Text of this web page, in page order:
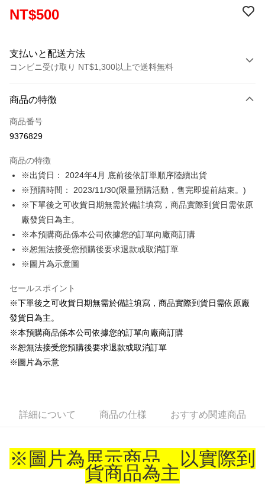
NT$500
支払いと配送方法
コンビニ受け取り NT$1,300以上で送料無料
クレジットカード1回払い
コンビニ店頭代金引換
Apple Pay
Easy Wallet
Google Pay
ATM払い
代金引換
配送方法
全家取貨付款
配送毎にNT$65、NT$1,300以上で送料無料
付款後全家取貨
配送毎にNT$65、NT$1,300以上で送料無料
7-11取貨付款
付款後7-11取貨
配送毎にNT$65、NT$1,300以上で送料無料
商品の特徴
商品番号
9376829
商品の特徴
※出貨日： 2024年4月 底前後依訂單順序陸續出貨
※預購時間： 2023/11/30(限量預購活動，售完即提前結束。)
※下單後之可收貨日期無需於備註填寫，商品實際到貨日需依原
廠發貨日為主。
※本預購商品係本公司依據您的訂單向廠商訂購
※恕無法接受您預購後要求退款或取消訂單
※圖片為示意圖
セールスポイント
※下單後之可收貨日期無需於備註填寫，商品實際到貨日需依原廠
發貨日為主。
※本預購商品係本公司依據您的訂單向廠商訂購
※恕無法接受您預購後要求退款或取消訂單
※圖片為示意
詳細について 商品の仕様 おすすめ関連商品
※圖片為展示商品，以實際到
貨商品為主